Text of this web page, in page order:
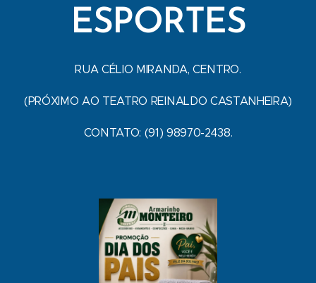
ESPORTES
RUA CÉLIO MIRANDA, CENTRO.
(PRÓXIMO AO TEATRO REINALDO CASTANHEIRA)
CONTATO: (91) 98970-2438.